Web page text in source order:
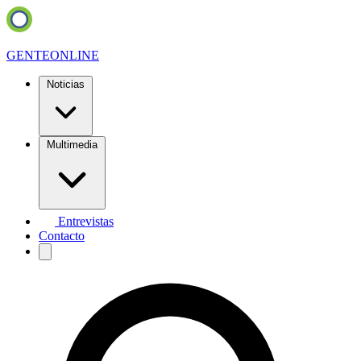
GENTEONLINE
Noticias
Multimedia
Entrevistas
Contacto